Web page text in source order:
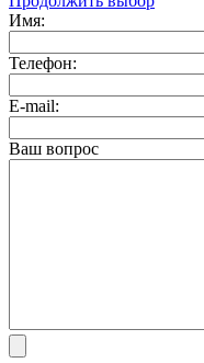
Имя:
Телефон:
E-mail:
Ваш вопрос